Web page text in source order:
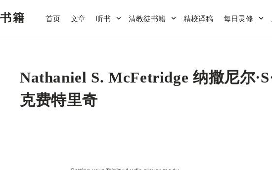
籍 首页 文章 听书 清教徒书籍 精校译稿 每日灵修
Nathaniel S. McFetridge 纳撒尼尔
克费特里奇